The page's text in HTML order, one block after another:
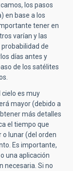
los pasos
en base a los
tener en
varían y las
de
días antes y
de los satélites
cielo es muy
mayor (debido a
más detalles
el tiempo que
lunar (del orden
Es importante,
una aplicación
necesaria. Si no